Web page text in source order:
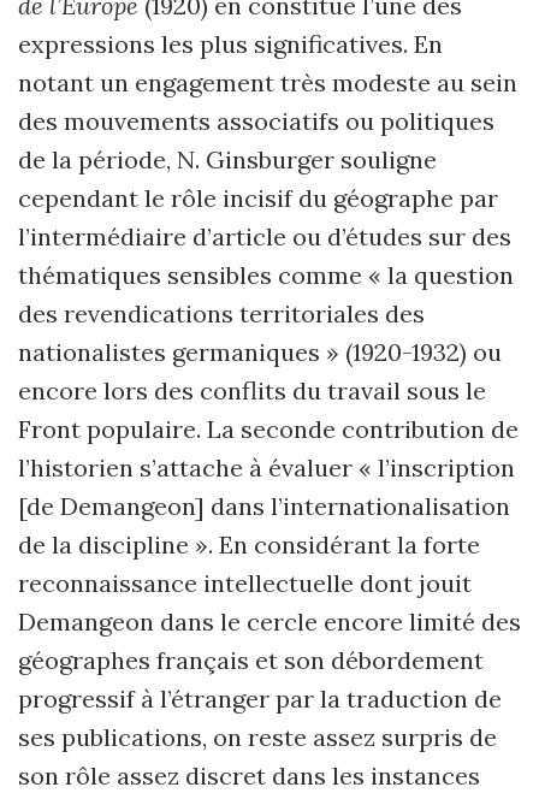
expressions les plus significatives. En
notant un engagement très modeste au sein
des mouvements associatifs ou politiques
de la période, N. Ginsburger souligne
cependant le rôle incisif du géographe par
l’intermédiaire d’article ou d’études sur des
thématiques sensibles comme « la question
des revendications territoriales des
nationalistes germaniques » (1920-1932) ou
encore lors des conflits du travail sous le
Front populaire. La seconde contribution de
l’historien s’attache à évaluer « l’inscription
[de Demangeon] dans l’internationalisation
de la discipline ». En considérant la forte
reconnaissance intellectuelle dont jouit
Demangeon dans le cercle encore limité des
géographes français et son débordement
progressif à l’étranger par la traduction de
ses publications, on reste assez surpris de
son rôle assez discret dans les instances